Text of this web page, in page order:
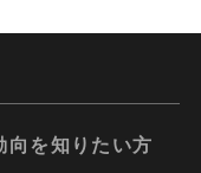
向を知りたい方